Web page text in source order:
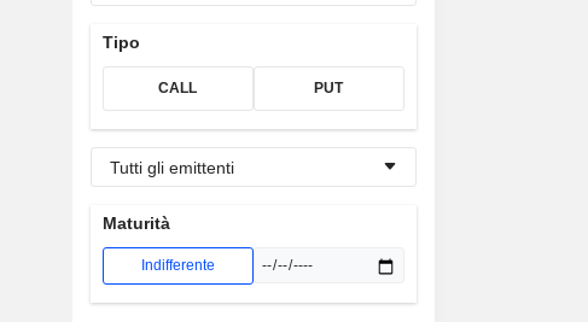
Tipo
CALL PUT
Tutti gli emittenti
Maturità
Indifferente